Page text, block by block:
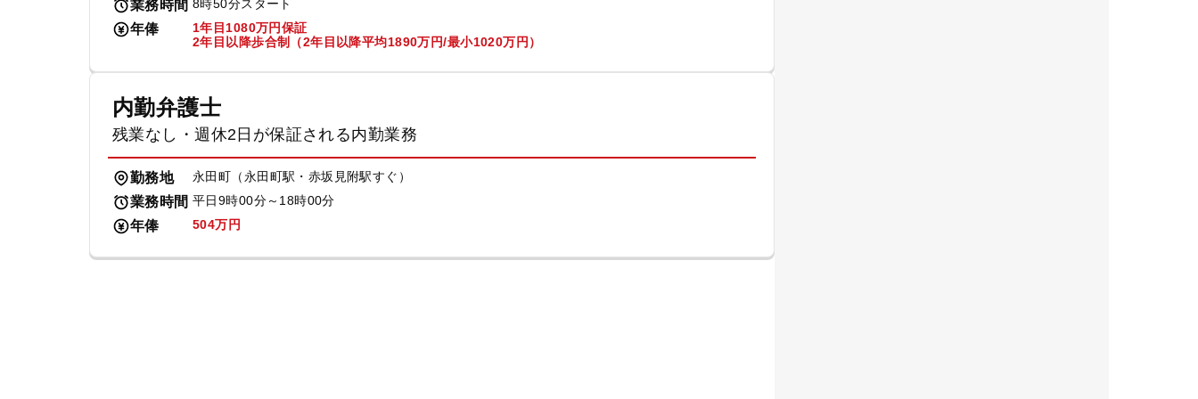
業務時間 8時50分スタート
年俸
1年目1080万円保証
2年目以降歩合制（2年目以降平均1890万円/最小1020万円）
内勤弁護士
残業なし・週休2日が保証される内勤業務
勤務地 永田町（永田町駅・赤坂見附駅すぐ）
業務時間 平日9時00分～18時00分
年俸 504万円